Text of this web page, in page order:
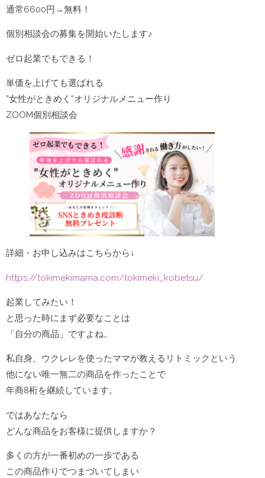
通常6600円→無料！
個別相談会の募集を開始いたします♪
ゼロ起業でもできる！
単価を上げても選ばれる
”女性がときめく”オリジナルメニュー作り
ZOOM個別相談会
詳細・お申し込みはこちらから↓
https://tokimekimama.com/tokimeki_kobetsu/
起業してみたい！
と思った時にまず必要なことは
「自分の商品」ですよね。
私自身、ウクレレを使ったママが教えるリトミックという
他にない唯一無二の商品を作ったことで
年商8桁を継続しています。
ではあなたなら
どんな商品をお客様に提供しますか？
多くの方が一番初めの一歩である
この商品作りでつまづいてしまい